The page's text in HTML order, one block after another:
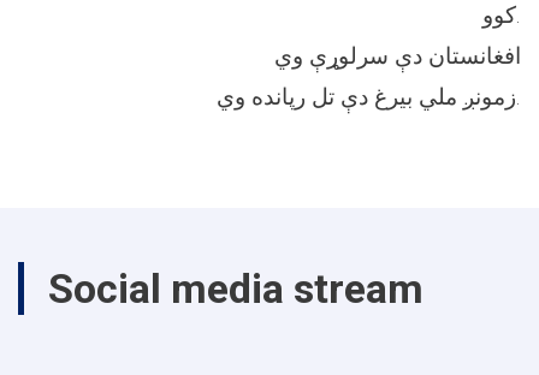
کوو.
افغانستان دې سرلوړې وي
زمونږ ملي بيرغ دې تل رپانده وي.
Social media stream